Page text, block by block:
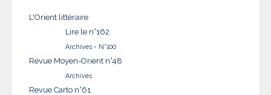
L'Orient littéraire
Lire le n°162
Archives - N°100
Revue Moyen-Orient n°48
Archives
Revue Carto n°61